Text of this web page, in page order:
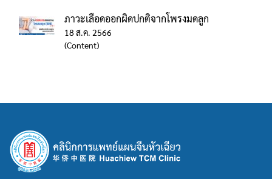
ภาวะเลือดออกผิดปกติจากโพรงมดลูก
18 ส.ค. 2566
(Content)